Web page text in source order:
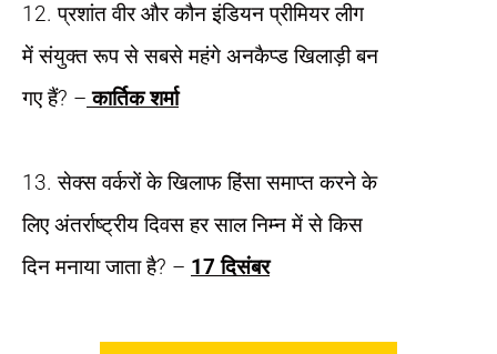
12. प्रशांत वीर और कौन इंडियन प्रीमियर लीग
में संयुक्त रूप से सबसे महंगे अनकैप्ड खिलाड़ी बन
गए हैं? – कार्तिक शर्मा
13. सेक्स वर्करों के खिलाफ हिंसा समाप्त करने के
लिए अंतर्राष्ट्रीय दिवस हर साल निम्न में से किस
दिन मनाया जाता है? – 17 दिसंबर